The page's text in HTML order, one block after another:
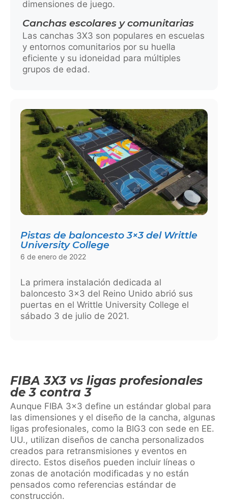
dimensiones de juego.
Canchas escolares y comunitarias
Las canchas 3X3 son populares en escuelas
y entornos comunitarios por su huella
eficiente y su idoneidad para múltiples
grupos de edad.
Pistas de baloncesto 3×3 del Writtle
University College
6 de enero de 2022
La primera instalación dedicada al
baloncesto 3×3 del Reino Unido abrió sus
puertas en el Writtle University College el
sábado 3 de julio de 2021.
FIBA 3X3 vs ligas profesionales
de 3 contra 3
Aunque FIBA 3×3 define un estándar global para
las dimensiones y el diseño de la cancha, algunas
ligas profesionales, como la BIG3 con sede en EE.
UU., utilizan diseños de cancha personalizados
creados para retransmisiones y eventos en
directo. Estos diseños pueden incluir líneas o
zonas de anotación modificadas y no están
pensados como referencias estándar de
construcción.